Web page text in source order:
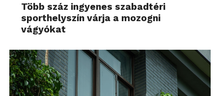
Több száz ingyenes szabadtéri
sporthelyszín várja a mozogni
vágyókat